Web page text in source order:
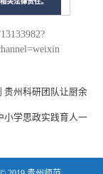
贵州科研团队让厨余
小学思政实践育人一